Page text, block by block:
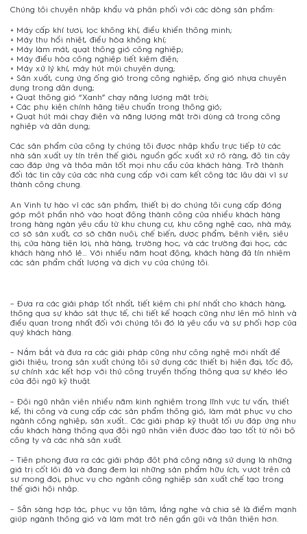
Chúng tôi chuyên nhập khẩu và phân phối với các dòng sản phẩm:
+ Máy cấp khí tươi, lọc không khí, điều khiển thông minh;
+ Máy thu hồi nhiệt, điều hòa không khí;
+ Máy làm mát, quạt thông gió công nghiệp;
+ Máy điều hòa công nghiệp tiết kiệm điện;
+ Máy xử lý khí, máy hút mùi chuyên dụng;
+ Sản xuất, cung ứng ống gió trong công nghiệp, ống gió nhựa chuyên
dụng trong dân dụng;
+ Quạt thông gió “Xanh” chạy năng lượng mặt trời;
+ Các phụ kiện chính hãng tiêu chuẩn trong thông gió;
+ Quạt hút mái chạy điện và năng lượng mặt trời dùng cả trong công
nghiệp và dân dụng;
Các sản phẩm của công ty chúng tôi được nhập khẩu trực tiếp từ các
nhà sản xuất uy tín trên thế giới, nguồn gốc xuất xứ rõ ràng, độ tin cậy
cao đáp ứng và thỏa mãn tốt mọi nhu cầu của khách hàng. Trở thành
đối tác tin cậy của các nhà cung cấp với cam kết cộng tác lâu dài vì sự
thành công chung.
An Vinh tự hào vì các sản phẩm, thiết bị do chúng tôi cung cấp đóng
góp một phần nhỏ vào hoạt động thành công của nhiều khách hàng
trong hàng ngàn yêu cầu từ khu chung cư, khu công nghệ cao, nhà máy,
cơ sở sản xuất, cơ sở chăn nuôi, chế biến, dược phẩm, bệnh viện, siêu
thị, cửa hàng tiện lợi, nhà hàng, trường học, và các trường đại học, các
khách hàng nhỏ lẻ… Với nhiều năm hoạt động, khách hàng đã tín nhiệm
các sản phẩm chất lượng và dịch vụ của chúng tôi.
– Đưa ra các giải pháp tốt nhất, tiết kiệm chi phí nhất cho khách hàng,
thông qua sự khảo sát thực tế, chi tiết kế hoạch cũng như lên mô hình và
điều quan trọng nhất đối với chúng tôi đó là yêu cầu và sự phối hợp của
quý khách hàng.
– Nắm bắt và đưa ra các giải pháp cũng như công nghệ mới nhất để
giới thiệu, trong sản xuất chúng tôi sử dụng các thiết bị hiện đại, tốc độ,
sự chính xác kết hợp với thủ công truyền thống thông qua sự khéo léo
của đội ngũ kỹ thuật.
– Đội ngũ nhân viên nhiều năm kinh nghiệm trong lĩnh vực tư vấn, thiết
kế, thi công và cung cấp các sản phẩm thông gió, làm mát phục vụ cho
ngành công nghiệp, sản xuất… Các giải pháp kỹ thuật tối ưu đáp ứng nhu
cầu khách hàng thông qua đội ngũ nhân viên được đào tạo tốt từ nội bộ
công ty và các nhà sản xuất.
– Tiên phong đưa ra các giải pháp đột phá công năng sử dụng là những
giá trị cốt lõi đã và đang đem lại những sản phẩm hữu ích, vượt trên cả
sự mong đợi, phục vụ cho ngành công nghiệp sản xuất chế tạo trong
thế giới hội nhập.
– Sẵn sàng hợp tác, phục vụ tận tâm, lắng nghe và chia sẻ là điểm mạnh
giúp ngành thông gió và làm mát trở nên gần gũi và thân thiện hơn.